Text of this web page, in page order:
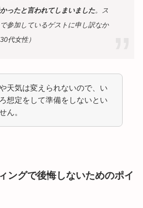
ったと言われてしまいました。ス
参加しているゲストに申し訳なか
代女性）
天気は変えられないので、い
想定をして準備をしないとい
ん。
ングで後悔しないためのポイ